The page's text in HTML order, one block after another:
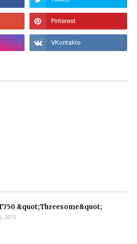
&quot;Threesome&quot;
2015